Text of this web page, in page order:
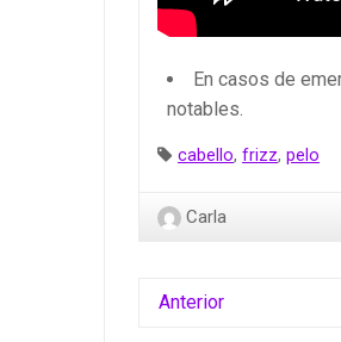
En casos de
notables.
Etiquetas:
cabello, frizz, pelo
Carla
Anterior